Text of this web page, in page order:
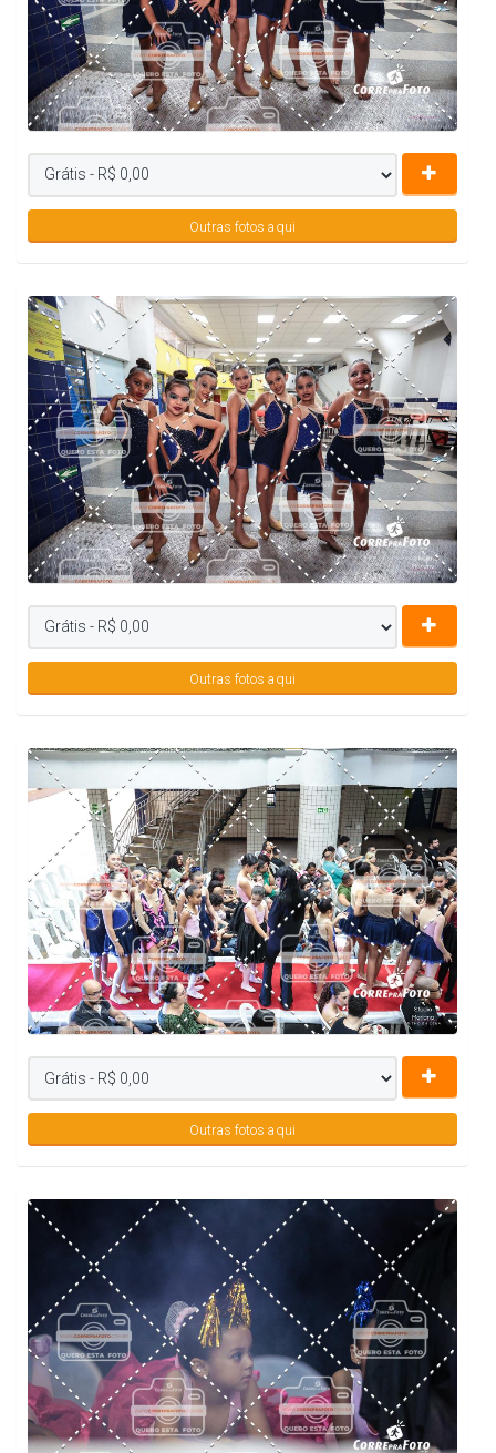
Outras fotos aqui
Outras fotos aqui
Outras fotos aqui